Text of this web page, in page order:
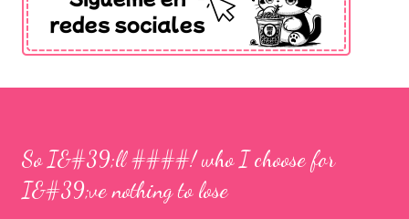
So I&#39;ll ####! who I choose for
I&#39;ve nothing to lose